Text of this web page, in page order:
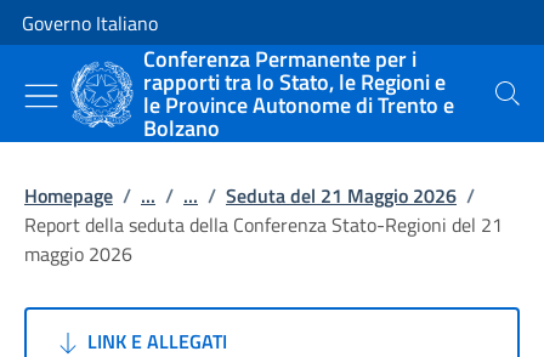
Vai al contenuto
Vai alla navigazione del sito
Governo Italiano
Conferenza Permanente per i
rapporti tra lo Stato, le Regioni e
le Province Autonome di Trento e
Bolzano
Cerca
Homepage / ... / ... / Seduta del 21 Maggio 2026 /
Report della seduta della Conferenza Stato-Regioni del 21
maggio 2026
LINK E ALLEGATI